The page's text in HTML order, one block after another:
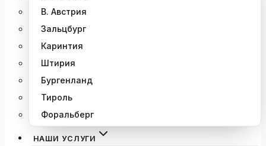
В. Австрия
Зальцбург
Каринтия
Штирия
Бургенланд
Тироль
Форальберг
НАШИ УСЛУГИ